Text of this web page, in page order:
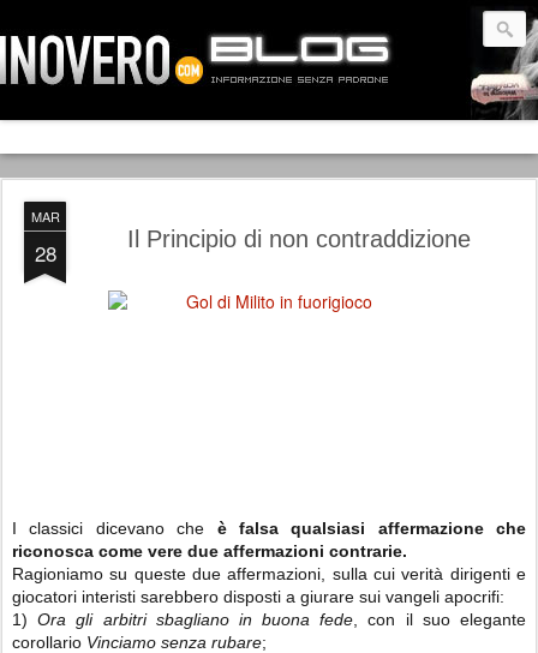
MAR
28 Il Principio di non contraddizione
I classici dicevano che è falsa qualsiasi affermazione che
riconosca come vere due affermazioni contrarie.
Ragioniamo su queste due affermazioni, sulla cui verità dirigenti e
giocatori interisti sarebbero disposti a giurare sui vangeli apocrifi:
1)Ora gli arbitri sbagliano in buona fede , con il suo elegante
corollario Vinciamo senza rubare;